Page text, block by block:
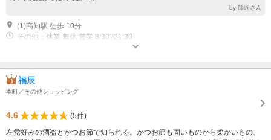
by 師匠さん
(1)高知駅 徒歩 10分
その他：休業 無休 営業 8:30?21:30
福辰
本町／その他ショッピング
4.6
(5件)
左党好みの酒盗とかつお節で知られる。かつお節も固いものから柔かいもの、